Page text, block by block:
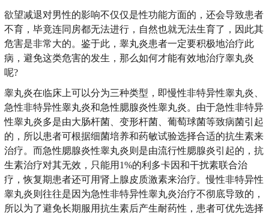
欲望减退对男性的影响不仅仅是性功能方面的，还会导致患者
不育，毕竟连同房都无法进行，自然也就无法生育了，因此其
危害是非常大的。鉴于此，睾丸炎患者一定要积极地治疗此
病，避免这类危害的发生，那么如何才能有效地治疗睾丸炎
呢?
睾丸炎在临床上可以分为三种类型，即慢性非特异性睾丸炎、
急性非特异性睾丸炎和急性腮腺炎性睾丸炎。由于急性非特异
性睾丸炎多是由大肠杆菌、变形杆菌、葡萄球菌等致病菌引起
的，所以患者可根据细菌培养和药敏试验选择合适的抗生素来
治疗。而急性腮腺炎性睾丸炎则是由流行性腮腺炎引起的，抗
生素治疗对其无效，只能用1%的利多卡因和干扰素联合治
疗，恢复期患者还可用肾上腺皮质激素来治疗。慢性非特异性
睾丸炎则往往是因为急性非特异性睾丸炎治疗不彻底导致的，
所以为了避免长期服用抗生素后产生耐药性，患者可优先选择